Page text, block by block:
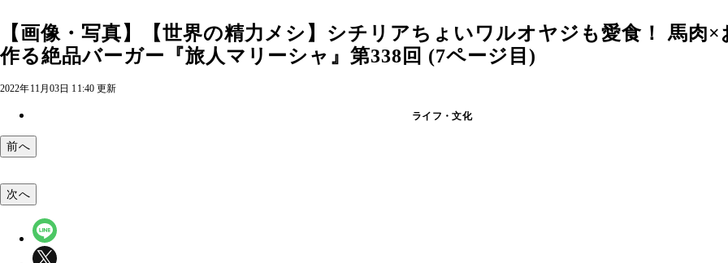
【画像・写真】【世界の精力メシ】シチリアちょいワルオヤジも愛食！ 馬肉
作る絶品バーガー『旅人マリーシャ』第338回 (7ページ目)
2022年11月03日 11:40 更新
ライフ・文化
前へ
次へ